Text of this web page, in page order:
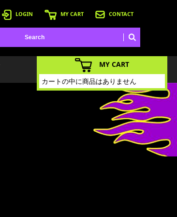
LOGIN MY CART CONTACT
MY CART
カートの中に商品はありません